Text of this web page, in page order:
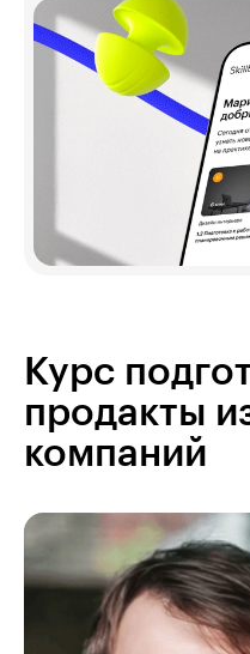
Курс
продакты
компаний